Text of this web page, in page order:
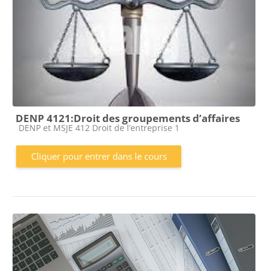
DENP 4121:Droit des groupements d’affaires
Catégorie de cours
DENP et MSJE 412 Droit de l’entreprise 1
Cliquer pour entrer dans le cours